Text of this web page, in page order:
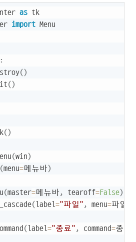
as
tk
import Menu
:
()
()
()
(win)
(menu=메뉴바)
(master=메뉴바 , tearoff=False)
(label="파일" , menu=파일
(label="종료" , command=종료